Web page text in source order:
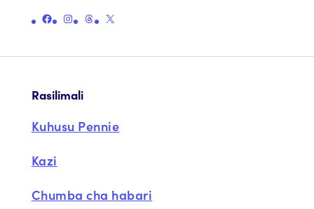
Unganisha kwenye ukurasa rasmi wa Facebook wa PennieUnganisha kwenye ukurasa rasmi wa Instagram wa PennieUnganisha kwenye ukurasa rasmi wa PennieUnganisha kwenye ukurasa rasmi wa Pennie X (zamani Twitter)
Rasilimali
Kuhusu Pennie
Kazi
Chumba cha habari